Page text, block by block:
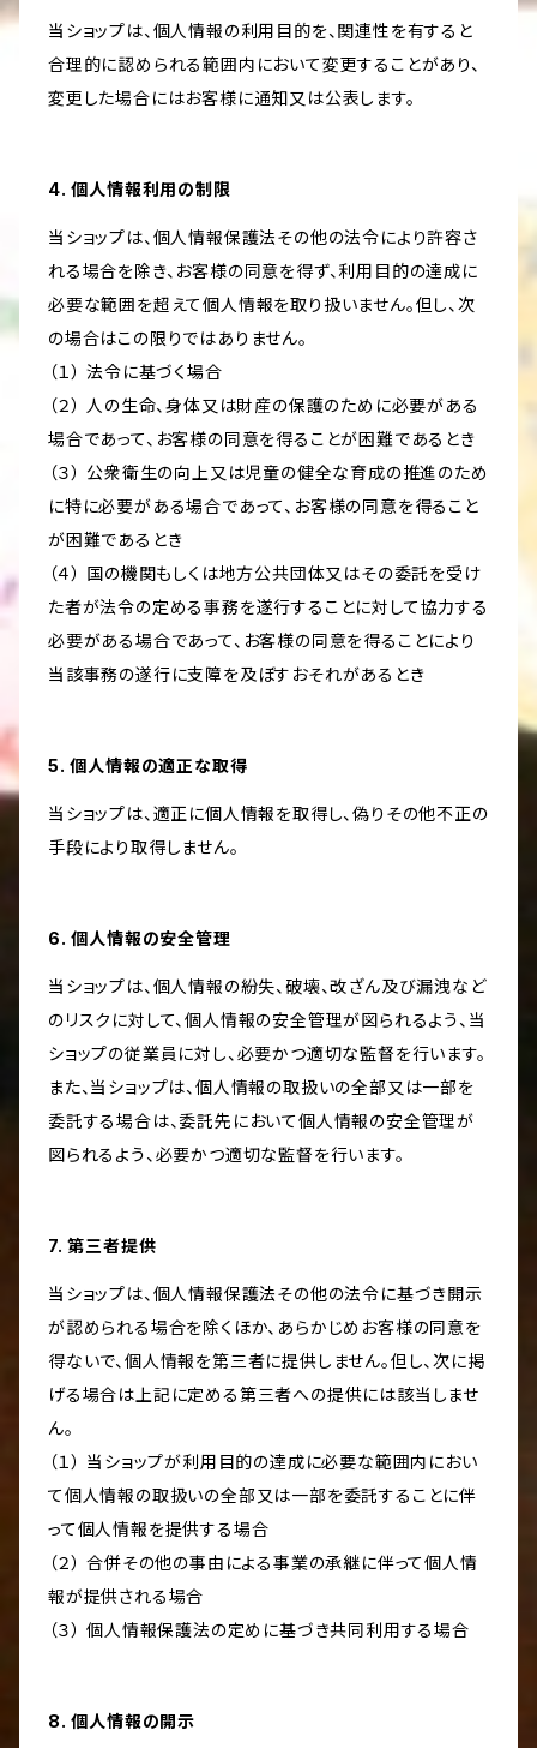
当ショップは、個人情報の利用目的を、関連性を有すると
合理的に認められる範囲内において変更することがあり、
変更した場合にはお客様に通知又は公表します。
4. 個人情報利用の制限
当ショップは、個人情報保護法その他の法令により許容さ
れる場合を除き、お客様の同意を得ず、利用目的の達成に
必要な範囲を超えて個人情報を取り扱いません。但し、次
の場合はこの限りではありません。
（１） 法令に基づく場合
（２） 人の生命、身体又は財産の保護のために必要がある
場合であって、お客様の同意を得ることが困難であるとき
（３） 公衆衛生の向上又は児童の健全な育成の推進のため
に特に必要がある場合であって、お客様の同意を得ること
が困難であるとき
（４） 国の機関もしくは地方公共団体又はその委託を受け
た者が法令の定める事務を遂行することに対して協力する
必要がある場合であって、お客様の同意を得ることにより
当該事務の遂行に支障を及ぼすおそれがあるとき
5. 個人情報の適正な取得
当ショップは、適正に個人情報を取得し、偽りその他不正の
手段により取得しません。
6. 個人情報の安全管理
当ショップは、個人情報の紛失、破壊、改ざん及び漏洩など
のリスクに対して、個人情報の安全管理が図られるよう、当
ショップの従業員に対し、必要かつ適切な監督を行います。
また、当ショップは、個人情報の取扱いの全部又は一部を
委託する場合は、委託先において個人情報の安全管理が
図られるよう、必要かつ適切な監督を行います。
7. 第三者提供
当ショップは、個人情報保護法その他の法令に基づき開示
が認められる場合を除くほか、あらかじめお客様の同意を
得ないで、個人情報を第三者に提供しません。但し、次に掲
げる場合は上記に定める第三者への提供には該当しませ
ん。
（１） 当ショップが利用目的の達成に必要な範囲内におい
て個人情報の取扱いの全部又は一部を委託することに伴
って個人情報を提供する場合
（２） 合併その他の事由による事業の承継に伴って個人情
報が提供される場合
（３） 個人情報保護法の定めに基づき共同利用する場合
8. 個人情報の開示